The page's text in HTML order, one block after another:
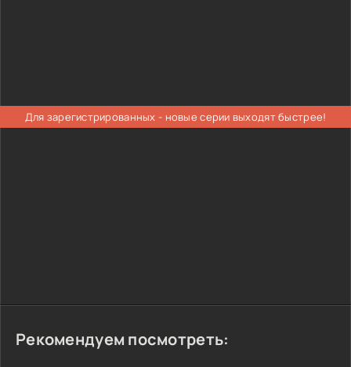
Для зарегистрированных - новые серии выходят быстрее!
Рекомендуем посмотреть: